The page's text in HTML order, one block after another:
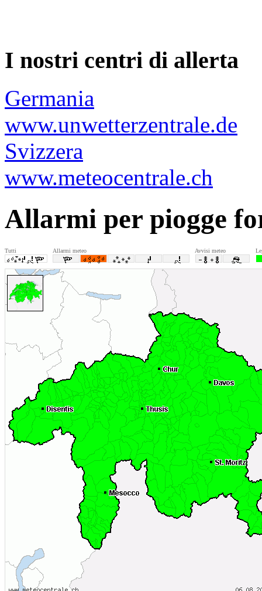
I nostri centri di allerta
Germania
www.unwetterzentrale.de
Svizzera
www.meteocentrale.ch
Allarmi per piogge
Tutti Allarmi meteo Avvisi meteo